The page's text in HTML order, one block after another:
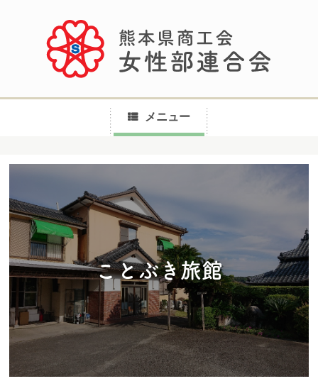
メニュー
テ
ン
ツ
へ
ス
プ
ことぶき旅館